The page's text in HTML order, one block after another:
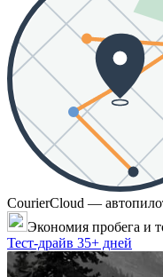
CourierCloud —
Экономия пробега и
Тест-драйв 35+ дней